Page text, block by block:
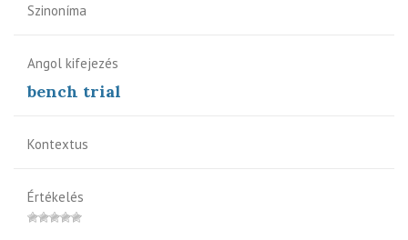
Szinoníma
Angol kifejezés
bench trial
Kontextus
Értékelés